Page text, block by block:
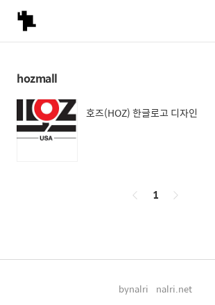
hozmall
호즈(HOZ) 한글로고 디자인
페
1
bynalri nalri.net